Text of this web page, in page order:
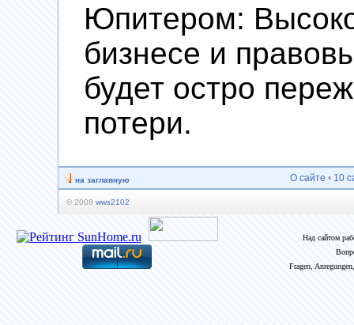
Юпитером:
бизнесе и
будет остро
потери.
на заглавную О сайте • 10
© 2008 wws2102
Над сайтом
Fragen,